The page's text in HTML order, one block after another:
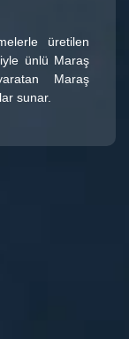
üretilen
ünlü Maraş
Maraş
sunar.